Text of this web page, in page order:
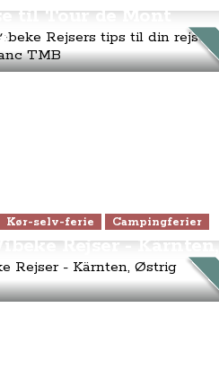
til Tour de Mont
Kør-selv-ferie Campingferier
Rejser - Kärnten,